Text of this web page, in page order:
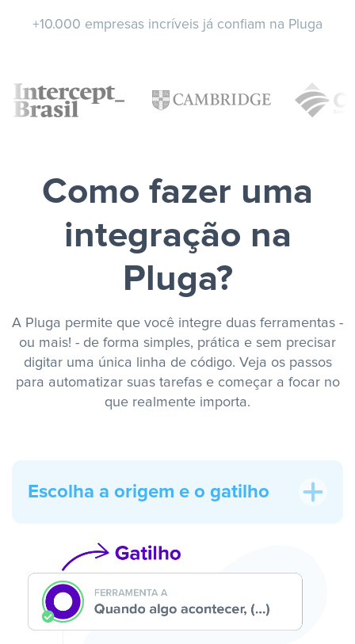
+10.000 empresas incríveis já confiam na Pluga
Como fazer uma
integração na
Pluga?
A Pluga permite que você integre duas ferramentas -
ou mais! - de forma simples, prática e sem precisar
digitar uma única linha de código. Veja os passos
para automatizar suas tarefas e começar a focar no
que realmente importa.
Escolha a origem e o gatilho